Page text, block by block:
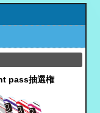
pass抽選権